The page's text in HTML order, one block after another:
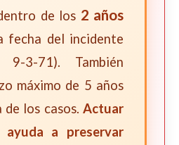
de los 2 años
fecha del incidente
9-3-71). También
máximo de 5 años
los casos. Actuar
ayuda a preservar